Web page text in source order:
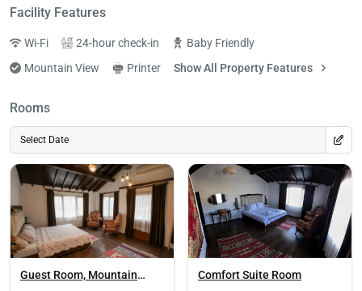
Facility Features
Wi-Fi 24-hour check-in
Baby Friendly
Mountain View
Printer Show All Property Features
Rooms
Select Date
Guest Room, Mountain
Comfort Suite Room